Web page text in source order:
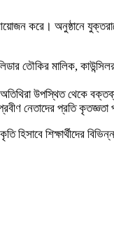
করে। অনুষ্ঠানে
তৌকির মালিক,
উপস্থিত থেকে
নেতাদের প্রতি
শিক্ষার্থীদের